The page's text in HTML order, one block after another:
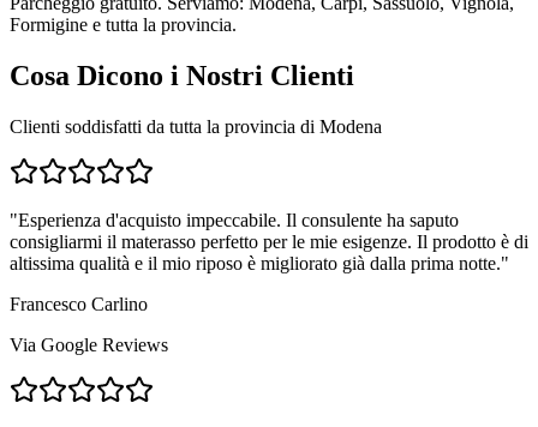
Formigine e tutta la provincia.
Cosa Dicono i Nostri Clienti
Clienti soddisfatti da tutta la provincia di Modena
"Esperienza d'acquisto impeccabile. Il consulente ha saputo
consigliarmi il materasso perfetto per le mie esigenze. Il prodotto è di
altissima qualità e il mio riposo è migliorato già dalla prima notte."
Francesco Carlino
Via Google Reviews